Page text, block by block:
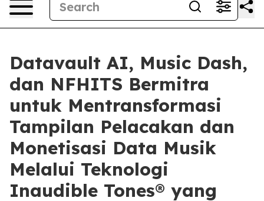
Datavault AI, Music Dash,
dan NFHITS Bermitra
untuk Mentransformasi
Tampilan Pelacakan dan
Monetisasi Data Musik
Melalui Teknologi
Inaudible Tones® yang